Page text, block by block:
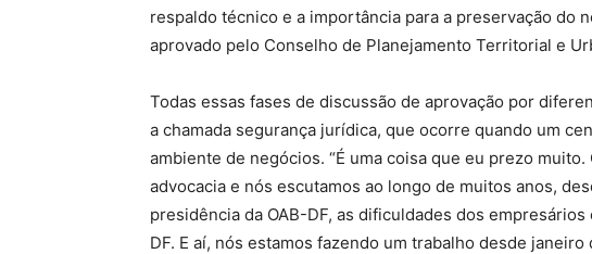
respaldo técnico e a importância para a preservação do
aprovado pelo Conselho de Planejamento Territorial e
Todas essas fases de discussão de aprovação por
a chamada segurança jurídica, que ocorre quando um
ambiente de negócios. “É uma coisa que eu prezo
advocacia e nós escutamos ao longo de muitos anos,
presidência da OAB-DF, as dificuldades dos
DF. E aí, nós estamos fazendo um trabalho desde